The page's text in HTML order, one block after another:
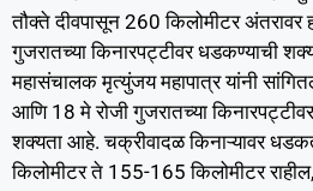
तौक्ते दीवपासून 260 किलोमीटर अंतरावर
गुजरातच्या किनारपट्टीवर धडकण्याची
महासंचालक मृत्युंजय महापात्र यांनी
आणि 18 मे रोजी गुजरातच्या
शक्यता आहे. चक्रीवादळ किनाऱ्यावर
किलोमीटर ते 155-165 किलोमीटर